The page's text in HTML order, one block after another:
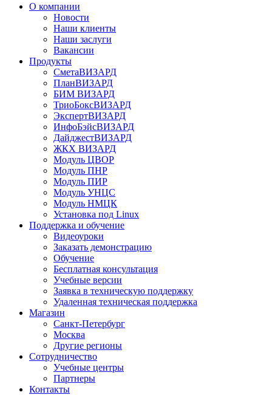
О компании
Новости
Наши клиенты
Наши заслуги
Вакансии
Продукты
СметаВИЗАРД
ПланВИЗАРД
БИМ ВИЗАРД
ТриоБоксВИЗАРД
ЭкспертВИЗАРД
ИнфоБэйсВИЗАРД
ДайджестВИЗАРД
ЖКХ ВИЗАРД
Модуль ЦВОР
Модуль ПНР
Модуль ПИР
Модуль УНЦС
Модуль НМЦК
Установка под Linux
Поддержка и обучение
Видеоуроки
Заказать демонстрацию
Обучение
Бесплатная консультация
Учебные версии
Заявка в техническую поддержку
Удаленная техническая поддержка
Магазин
Санкт-Петербург
Москва
Другие регионы
Сотрудничество
Учебные центры
Партнеры
Контакты